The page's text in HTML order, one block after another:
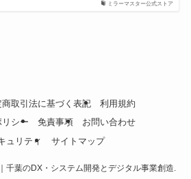
ミラーマスター公式ストア
商取引法に基づく表記
利用規約
シー
免責事項
お問い合わせ
ュリティ
サイトマップ
千葉のDX・システム開発とデジタル事業創造.